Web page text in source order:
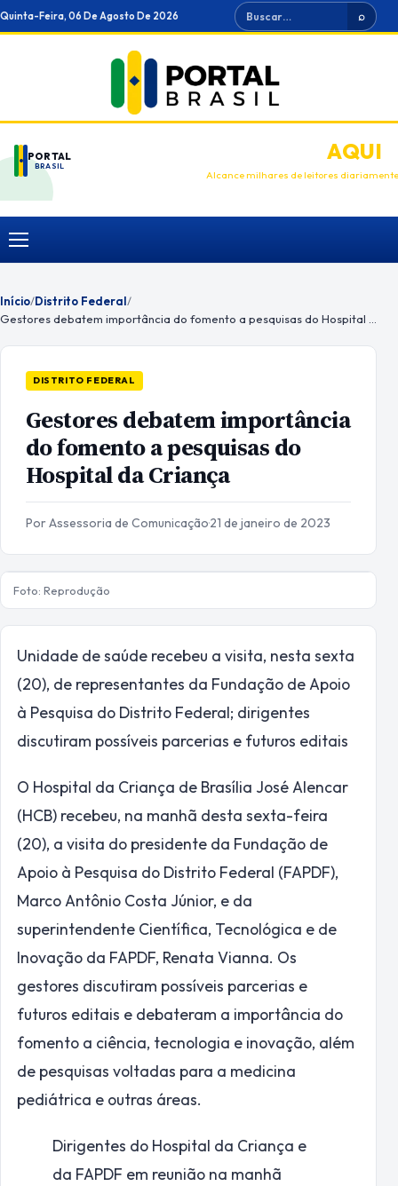
Ir
para
Quinta-Feira, 06 De Agosto De 2026 Buscar ⌕
PORTAL
BRASIL
ANUNCIEAQUI
Alcance milhares de leitores diariamente
Menu
Início/Distrito Federal/
DISTRITO FEDERAL
Gestores debatem importância
do fomento a pesquisas do
Hospital da Criança
Por Assessoria de Comunicação·21 de janeiro de 2023
Foto: Reprodução
Unidade de saúde recebeu a visita, nesta sexta
(20), de representantes da Fundação de Apoio
à Pesquisa do Distrito Federal; dirigentes
discutiram possíveis parcerias e futuros editais
O Hospital da Criança de Brasília José Alencar
(HCB) recebeu, na manhã desta sexta-feira
(20), a visita do presidente da Fundação de
Apoio à Pesquisa do Distrito Federal (FAPDF),
Marco Antônio Costa Júnior, e da
superintendente Científica, Tecnológica e de
Inovação da FAPDF, Renata Vianna. Os
gestores discutiram possíveis parcerias e
futuros editais e debateram a importância do
fomento a ciência, tecnologia e inovação, além
de pesquisas voltadas para a medicina
pediátrica e outras áreas.
Dirigentes do Hospital da Criança e
da FAPDF em reunião na manhã